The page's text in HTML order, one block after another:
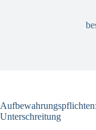
Unterschreitung